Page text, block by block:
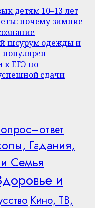
детям 10–13 лет
почему зимние
шоурум одежды и
популярен
к ЕГЭ по
сдачи
Гадания,
Семья
и
Кино, ТВ,